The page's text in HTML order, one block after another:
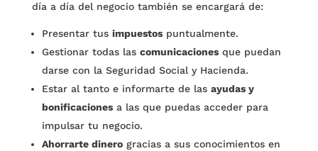
día a día del negocio también se encargará de:
Presentar tus impuestospuntualmente.
Gestionar todas las comunicacionesque puedan
darse con la Seguridad Social y Hacienda.
Estar al tanto e informarte de las ayudas y
bonificacionesa las que puedas acceder para
impulsar tu negocio.
Ahorrarte dinerogracias a sus conocimientos en